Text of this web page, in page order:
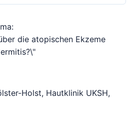
die atopischen Ekzeme
Holst, Hautklinik UKSH,